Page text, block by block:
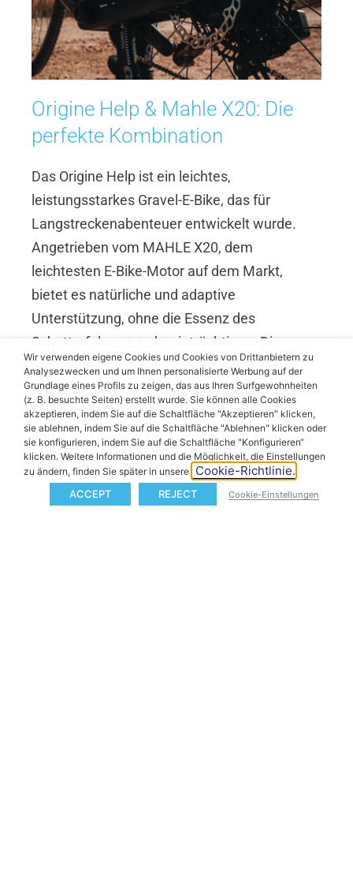
Origine Help & Mahle X20: Die
perfekte Kombination
Das Origine Help ist ein leichtes,
leistungsstarkes Gravel-E-Bike, das für
Langstreckenabenteuer entwickelt wurde.
Angetrieben vom MAHLE X20, dem
leichtesten E-Bike-Motor auf dem Markt,
bietet es natürliche und adaptive
Unterstützung, ohne die Essenz des
Schotterfahrens zu beeinträchtigen. Die
nahtlose Leistungsintegration hilft Ihnen,
steile Anstiege zu bewältigen, länger zu
fahren und weitere Strecken zu erkunden –
und dabei immer die Kontrolle über Ihre Fahrt
zu behalten.
Wir verwenden eigene Cookies und Cookies von Drittanbietern zu
Analysezwecken und um Ihnen personalisierte Werbung auf der
Grundlage eines Profils zu zeigen, das aus Ihren Surfgewohnheiten
(z. B. besuchte Seiten) erstellt wurde. Sie können alle Cookies
akzeptieren, indem Sie auf die Schaltfläche "Akzeptieren" klicken,
sie ablehnen, indem Sie auf die Schaltfläche "Ablehnen" klicken oder
sie konfigurieren, indem Sie auf die Schaltfläche "Konfigurieren“
klicken. Weitere Informationen und die Möglichkeit, die Einstellungen
zu ändern, finden Sie später in unserer Cookie-Richtlinie.
ACCEPT REJECT Cookie-Einstellungen